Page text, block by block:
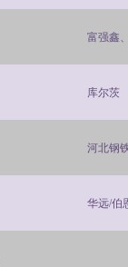
富强鑫
库尔茨
河北钢
华远/伯